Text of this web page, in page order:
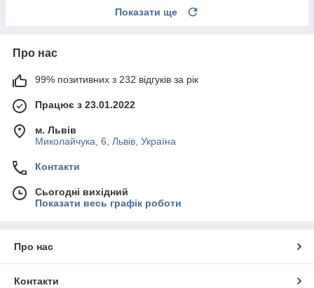
Показати ще
Про нас
99% позитивних з 232 відгуків за рік
Працює з 23.01.2022
м. Львів
Миколайчука, 6, Львів, Україна
Контакти
Сьогодні вихідний
Показати весь графік роботи
Про нас
Контакти